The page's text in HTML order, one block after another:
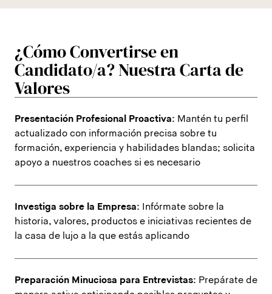
¿Cómo Convertirse en
Candidato/a? Nuestra Carta de
Valores
Presentación Profesional Proactiva: Mantén tu perfil
actualizado con información precisa sobre tu
formación, experiencia y habilidades blandas; solicita
apoyo a nuestros coaches si es necesario
Investiga sobre la Empresa: Infórmate sobre la
historia, valores, productos e iniciativas recientes de
la casa de lujo a la que estás aplicando
Preparación Minuciosa para Entrevistas: Prepárate de